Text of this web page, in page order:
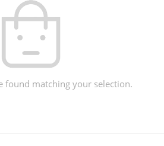
found matching your selection.